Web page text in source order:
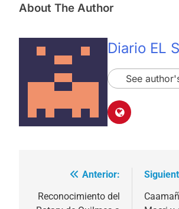
About The Author
Diario EL
See
Navegación
de
Anterior:
Reconocimiento del